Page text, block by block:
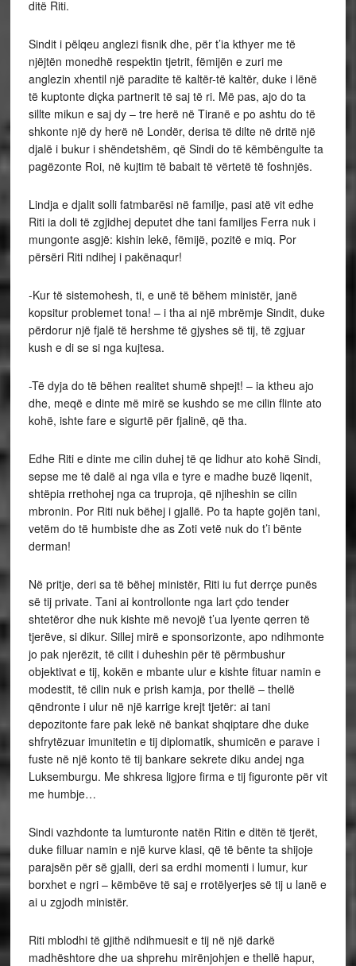
ditë Riti.
Sindit i pëlqeu anglezi fisnik dhe, për t’ia kthyer me të
njëjtën monedhë respektin tjetrit, fëmijën e zuri me
anglezin xhentil një paradite të kaltër-të kaltër, duke i lënë
të kuptonte diçka partnerit të saj të ri. Më pas, ajo do ta
sillte mikun e saj dy – tre herë në Tiranë e po ashtu do të
shkonte një dy herë në Londër, derisa të dilte në dritë një
djalë i bukur i shëndetshëm, që Sindi do të këmbëngulte ta
pagëzonte Roi, në kujtim të babait të vërtetë të foshnjës.
Lindja e djalit solli fatmbarësi në familje, pasi atë vit edhe
Riti ia doli të zgjidhej deputet dhe tani familjes Ferra nuk i
mungonte asgjë: kishin lekë, fëmijë, pozitë e miq. Por
përsëri Riti ndihej i pakënaqur!
-Kur të sistemohesh, ti, e unë të bëhem ministër, janë
kopsitur problemet tona! – i tha ai një mbrëmje Sindit, duke
përdorur një fjalë të hershme të gjyshes së tij, të zgjuar
kush e di se si nga kujtesa.
-Të dyja do të bëhen realitet shumë shpejt! – ia ktheu ajo
dhe, meqë e dinte më mirë se kushdo se me cilin flinte ato
kohë, ishte fare e sigurtë për fjalinë, që tha.
Edhe Riti e dinte me cilin duhej të qe lidhur ato kohë Sindi,
sepse me të dalë ai nga vila e tyre e madhe buzë liqenit,
shtëpia rrethohej nga ca truproja, që njiheshin se cilin
mbronin. Por Riti nuk bëhej i gjallë. Po ta hapte gojën tani,
vetëm do të humbiste dhe as Zoti vetë nuk do t’i bënte
derman!
Në pritje, deri sa të bëhej ministër, Riti iu fut derrçe punës
së tij private. Tani ai kontrollonte nga lart çdo tender
shtetëror dhe nuk kishte më nevojë t’ua lyente qerren të
tjerëve, si dikur. Sillej mirë e sponsorizonte, apo ndihmonte
jo pak njerëzit, të cilit i duheshin për të përmbushur
objektivat e tij, kokën e mbante ulur e kishte fituar namin e
modestit, të cilin nuk e prish kamja, por thellë – thellë
qëndronte i ulur në një karrige krejt tjetër: ai tani
depozitonte fare pak lekë në bankat shqiptare dhe duke
shfrytëzuar imunitetin e tij diplomatik, shumicën e parave i
fuste në një konto të tij bankare sekrete diku andej nga
Luksemburgu. Me shkresa ligjore firma e tij figuronte për vit
me humbje…
Sindi vazhdonte ta lumturonte natën Ritin e ditën të tjerët,
duke filluar namin e një kurve klasi, që të bënte ta shijoje
parajsën për së gjalli, deri sa erdhi momenti i lumur, kur
borxhet e ngri – këmbëve të saj e rrotëlyerjes së tij u lanë e
ai u zgjodh ministër.
Riti mblodhi të gjithë ndihmuesit e tij në një darkë
madhështore dhe ua shprehu mirënjohjen e thellë hapur,